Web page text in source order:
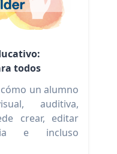
todos
un alumno
auditiva,
crear, editar
e incluso